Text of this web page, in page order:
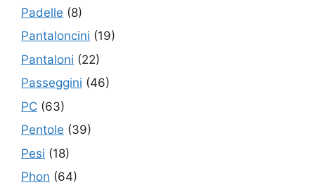
Padelle (8)
Pantaloncini (19)
Pantaloni (22)
Passeggini (46)
PC (63)
Pentole (39)
Pesi (18)
Phon (64)